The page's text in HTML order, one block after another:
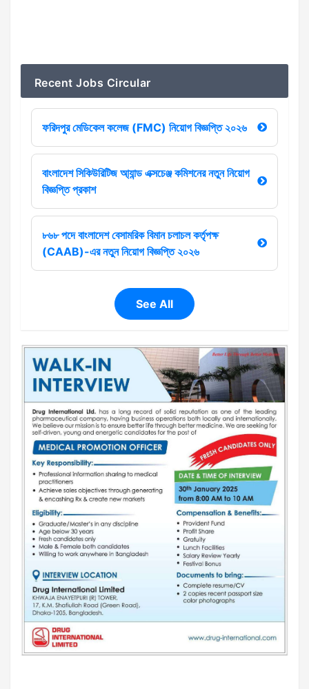
Recent Jobs Circular
ফরিদপুর মেডিকেল কলেজ (FMC) নিয়োগ বিজ্ঞপ্তি ২০২৬
বাংলাদেশ সিকিউরিটিজ আ্যান্ড এক্সচেঞ্জ কমিশনের নতুন নিয়োগ
বিজ্ঞপ্তি প্রকাশ
৮৬৮ পদে বাংলাদেশ বেসামরিক বিমান চলাচল কর্তৃপক্ষ
(CAAB)-এর নতুন নিয়োগ বিজ্ঞপ্তি ২০২৬
See All